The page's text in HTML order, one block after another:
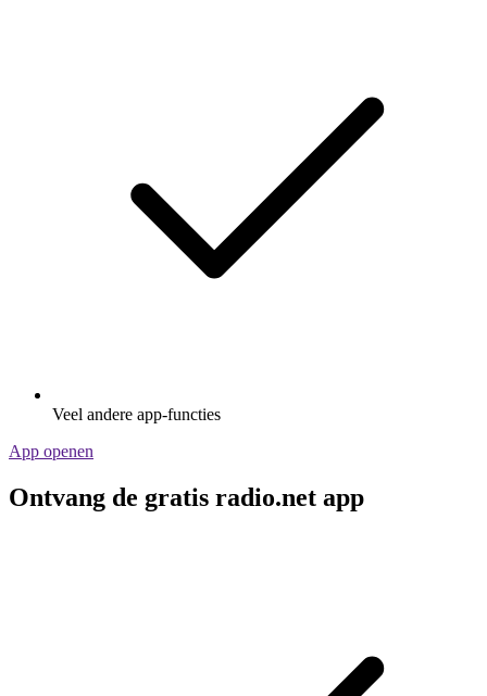
Veel andere app-functies
App openen
Ontvang de gratis radio.net app